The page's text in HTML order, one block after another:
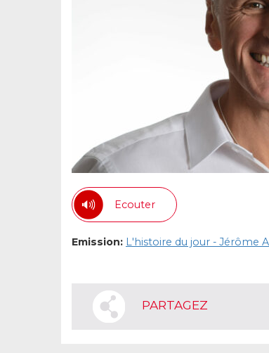
Ecouter
Emission: L'histoire du jour - Jérôme
PARTAGEZ